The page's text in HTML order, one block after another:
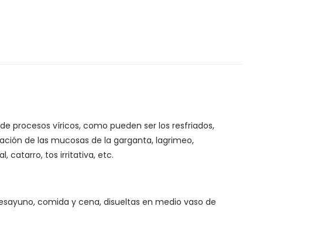
procesos víricos, como pueden ser los resfriados,
de las mucosas de la garganta, lagrimeo,
catarro, tos irritativa, etc.
comida y cena, disueltas en medio vaso de